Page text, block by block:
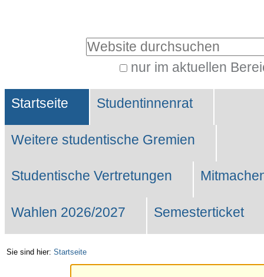
Website durchsuchen
nur im aktuellen
Suche…
Sektionen
Startseite Studentinnenrat
Weitere studentische Gremien
Studentische Vertretungen
Wahlen 2026/2027 Semesterticket
Sie sind hier: Startseite